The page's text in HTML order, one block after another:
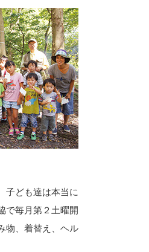
子ども達は本当に
で毎月第２土曜開
物、着替え、ヘル